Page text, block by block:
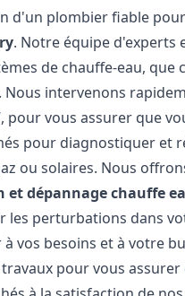
d'un plombier fiable
. Notre équipe d'experts
de chauffe-eau, que
intervenons
vous assurer que
pour diagnostiquer et
ou solaires. Nous
dépannage chauffe
perturbations dans
vos besoins et à votre
pour vous